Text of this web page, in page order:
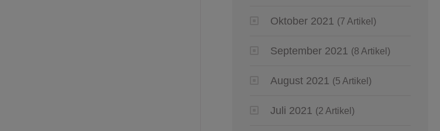
Oktober 2021 (7 Artikel)
September 2021 (8 Artikel)
August 2021 (5 Artikel)
Juli 2021 (2 Artikel)